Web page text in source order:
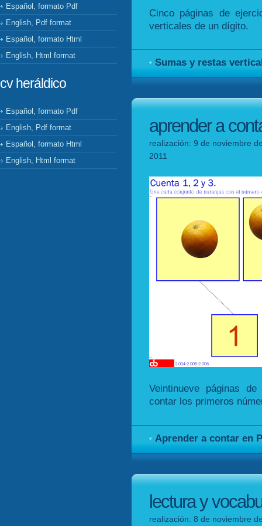
Español, formato Pdf
English, Pdf format
Español, formato Html
English, Html format
cv heráldico
Español, formato Pdf
English, Pdf format
Español, formato Html
English, Html format
Cinco páginas de
verticales de un dígito.
Sumas y restas
aprender a
realización: 9 de noviembre
2011
Veintinueve páginas
contar los primeros
Aprender a contar en
lectura y
realización: 8 de noviembre